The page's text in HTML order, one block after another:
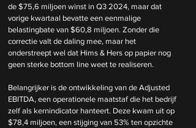
de $75,6 miljoen winst in Q3 2024, maar dat
vorige kwartaal bevatte een eenmalige
belastingbate van $60,8 miljoen. Zonder die
correctie valt de daling mee, maar het
onderstreept wel dat Hims & Hers op papier nog
geen sterke bottom line weet te realiseren.
Belangrijker is de ontwikkeling van de Adjusted
EBITDA, een operationele maatstaf die het bedrijf
zelf als kernindicator hanteert. Deze kwam uit op
$78,4 miljoen, een stijging van 53% ten opzichte